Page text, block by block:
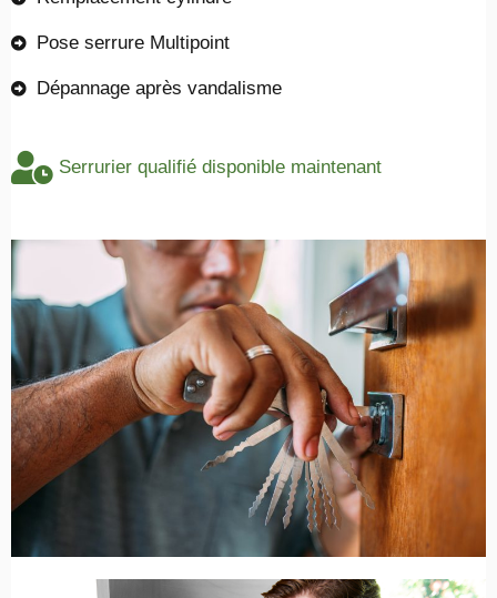
Pose serrure Multipoint
Dépannage après vandalisme
Serrurier qualifié disponible maintenant